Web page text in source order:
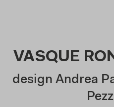
VASQUE
design Andrea